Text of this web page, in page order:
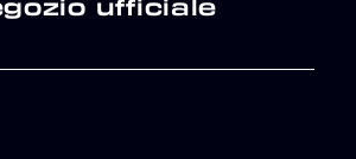
ufficiale